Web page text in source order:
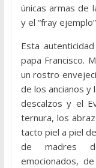
únicas armas de
y el “fray
Esta
papa Francisco.
un rostro
de los ancianos y
descalzos y el
ternura, los
tacto piel a piel
de madres
emocionados,